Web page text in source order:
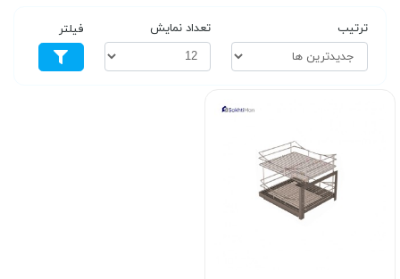
ترتیب تعداد نمایش فیلتر